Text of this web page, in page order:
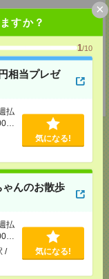
すか？
1/10
相当プレゼ
払
気になる!
ゃんのお散歩
払
/
気になる!
×